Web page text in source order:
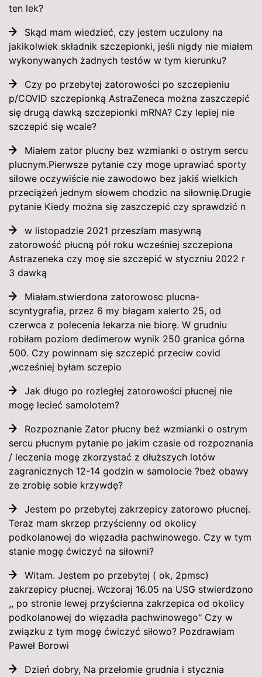
ten lek?
Skąd mam wiedzieć, czy jestem uczulony na
jakikolwiek składnik szczepionki, jeśli nigdy nie miałem
wykonywanych żadnych testów w tym kierunku?
Czy po przebytej zatorowości po szczepieniu
p/COVID szczepionką AstraZeneca można zaszczepić
się drugą dawką szczepionki mRNA? Czy lepiej nie
szczepić się wcale?
Miałem zator plucny bez wzmianki o ostrym sercu
plucnym.Pierwsze pytanie czy moge uprawiać sporty
siłowe oczywiście nie zawodowo bez jakiś wielkich
przeciążeń jednym słowem chodzic na siłownię.Drugie
pytanie Kiedy można się zaszczepić czy sprawdzić n
w listopadzie 2021 przeszłam masywną
zatorowość płucną pół roku wcześniej szczepiona
Astrazeneka czy moę sie szczepić w styczniu 2022 r
3 dawką
Miałam.stwierdona zatorowosc plucna-
scyntygrafia, przez 6 my błagam xalerto 25, od
czerwca z polecenia lekarza nie biorę. W grudniu
robiłam poziom dedimerow wynik 250 granica górna
500. Czy powinnam się szczepić przeciw covid
,wcześniej byłam sczepio
Jak długo po rozległej zatorowości płucnej nie
mogę lecieć samolotem?
Rozpoznanie Zator płucny beż wzmianki o ostrym
sercu płucnym pytanie po jakim czasie od rozpoznania
/ leczenia mogę zkorzystać z dłuższych lotów
zagranicznych 12-14 godzin w samolocie ?beż obawy
ze zrobię sobie krzywdę?
Jestem po przebytej zakrzepicy zatorowo płucnej.
Teraz mam skrzep przyścienny od okolicy
podkolanowej do więzadła pachwinowego. Czy w tym
stanie mogę ćwiczyć na siłowni?
Witam. Jestem po przebytej ( ok, 2pmsc)
zakrzepicy płucnej. Wczoraj 16.05 na USG stwierdzono
,, po stronie lewej przyścienna zakrzepica od okolicy
podkolanowej do więzadła pachwinowego" Czy w
związku z tym mogę ćwiczyć siłowo? Pozdrawiam
Paweł Borowi
Dzień dobry, Na przełomie grudnia i stycznia